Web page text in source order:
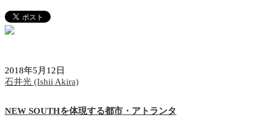
2018年5月12日
石井光 (Ishii Akira)
NEW SOUTHを体現する都市・アトランタ